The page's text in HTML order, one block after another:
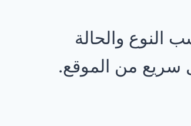
النوع والحالة
سريع من الموقع.